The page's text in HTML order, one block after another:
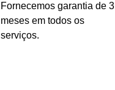
Fornecemos garantia de 3
meses em todos os
serviços.